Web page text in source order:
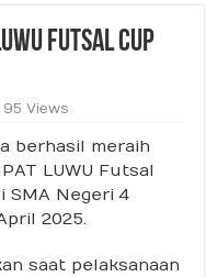
Futsal Cup
95 Views
berhasil meraih
LUWU Futsal
SMA Negeri 4
2025.
saat pelaksanaan